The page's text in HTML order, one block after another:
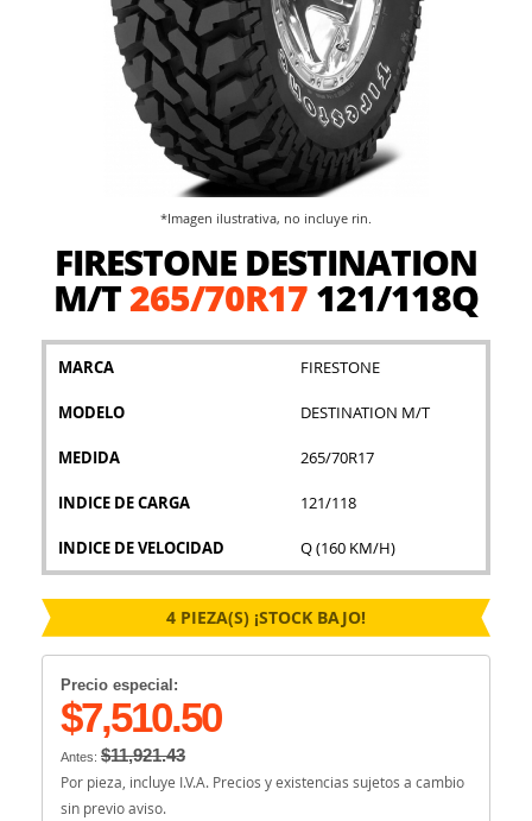
FIRESTONE DESTINATION
M/T265/70R17121/118Q
MARCA FIRESTONE
MODELO DESTINATION M/T
MEDIDA 265/70R17
INDICE DE CARGA 121/118
INDICE DE VELOCIDAD Q (160 KM/H)
4 PIEZA(S) ¡STOCK BAJO!
Precio especial:
$7,510.50
Antes: $11,921.43
Por pieza, incluye I.V.A. Precios y existencias sujetos a cambio
sin previo aviso.
*Imagen ilustrativa, no incluye rin.
comienzo
galería
imágenes